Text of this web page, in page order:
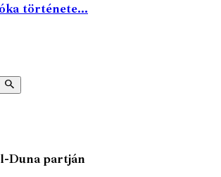
története...
Duna partján